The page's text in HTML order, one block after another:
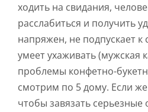
ходить на свидания,
расслабиться и получить
напряжен, не подпускает к
умеет ухаживать (мужская
проблемы конфетно-
смотрим по 5 дому. Если
чтобы завязать